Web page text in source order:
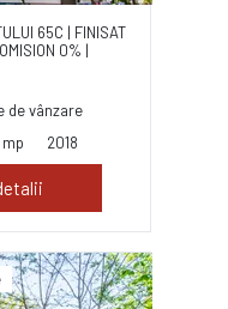
65C | FINISAT
0% |
de vânzare
2018